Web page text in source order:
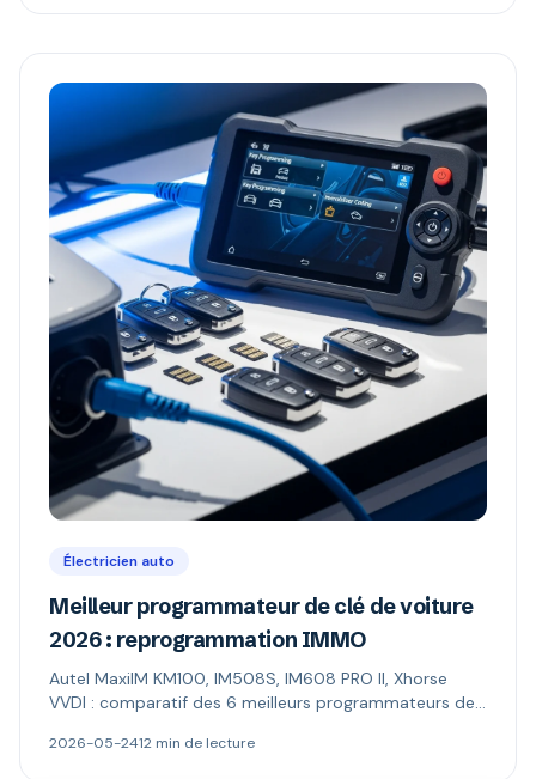
Électricien auto
Meilleur programmateur de clé de voiture
2026 : reprogrammation IMMO
Autel MaxiIM KM100, IM508S, IM608 PRO II, Xhorse
VVDI : comparatif des 6 meilleurs programmateurs de
fonctions IMMO, profils.
2026-05-2412 min de lecture